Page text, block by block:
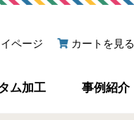
ページ
カートを見る
ム加工 事例紹介